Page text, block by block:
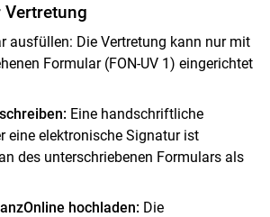
ausfüllen: Die Vertretung kann nur mit
Formular (FON-UV 1) eingerichtet
Eine handschriftliche
eine elektronische Signatur ist
des unterschriebenen Formulars als
hochladen:Die